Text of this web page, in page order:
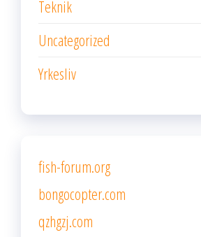
Teknik
Uncategorized
Yrkesliv
fish-forum.org
bongocopter.com
qzhgzj.com